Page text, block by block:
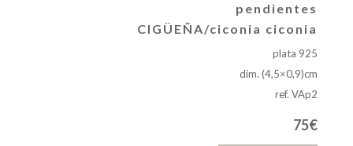
pendientes
CIGÜEÑA/ciconia ciconia
plata 925
dim. (4,5×0,9)cm
ref. VAp2
75€